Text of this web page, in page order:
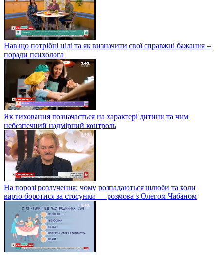
Навіщо потрібні цілі та як визначити свої справжні бажання –
поради психолога
Як виховання позначається на характері дитини та чим
небезпечний надмірний контроль
На порозі розлучення: чому розпадаються шлюби та коли
варто боротися за стосунки — розмова з Олегом Чабаном